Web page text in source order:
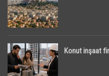
Konut inşaat